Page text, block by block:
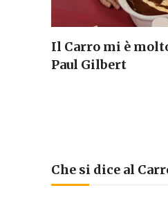
Il Carro mi è
Paul Gilbert
Che si dice al